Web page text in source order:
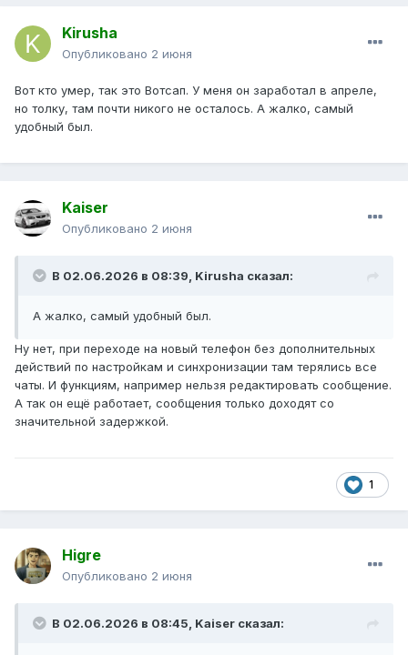
Kirusha
Опубликовано 2 июня
Вот кто умер, так это Вотсап. У меня он заработал в апреле,
но толку, там почти никого не осталось. А жалко, самый
удобный был.
Kaiser
Опубликовано 2 июня
В 02.06.2026 в 08:39, Kirusha сказал:
А жалко, самый удобный был.
Ну нет, при переходе на новый телефон без дополнительных
действий по настройкам и синхронизации там терялись все
чаты. И функциям, например нельзя редактировать сообщение.
А так он ещё работает, сообщения только доходят со
значительной задержкой.
1
Higre
Опубликовано 2 июня
В 02.06.2026 в 08:45, Kaiser сказал: